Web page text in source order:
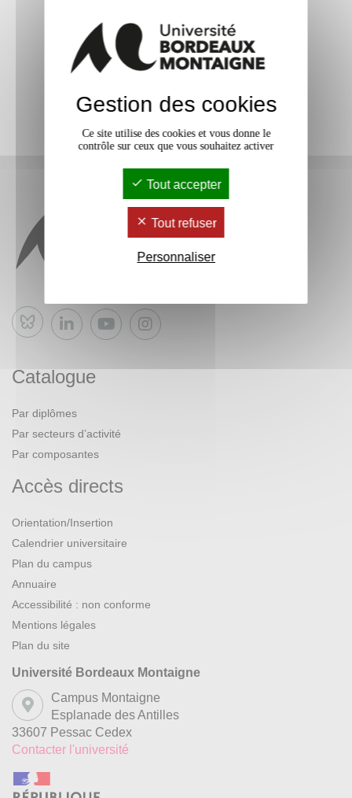
Bluesky
Catalogue
Par diplômes
Par secteurs d’activité
Par composantes
Accès directs
Orientation/Insertion
Calendrier universitaire
Plan du campus
Annuaire
Accessibilité : non conforme
Mentions légales
Plan du site
Université Bordeaux Montaigne
Campus Montaigne
Esplanade des Antilles
33607 Pessac Cedex
Contacter l'université
Gestion des cookies
Ce site utilise des cookies et vous donne le
contrôle sur ceux que vous souhaitez activer
Tout accepter
Tout refuser
Personnaliser